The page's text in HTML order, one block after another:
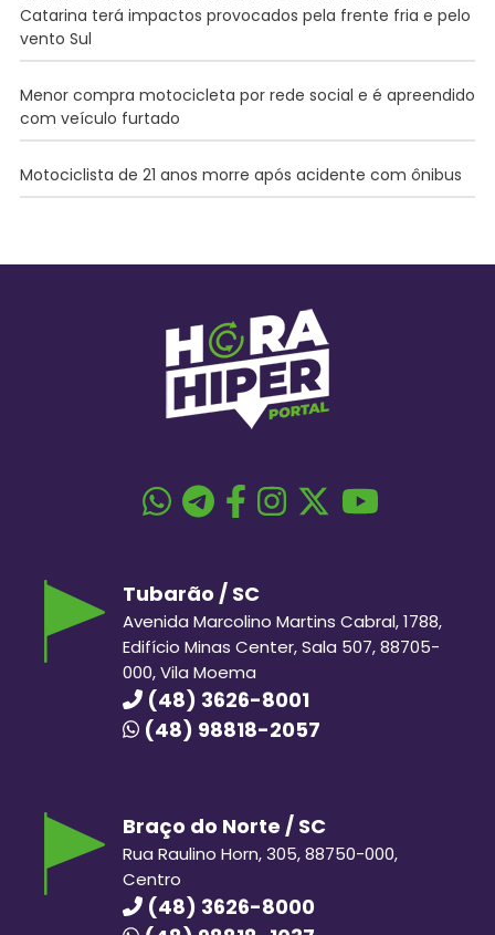
Catarina terá impactos provocados pela frente fria e pelo
vento Sul
Menor compra motocicleta por rede social e é apreendido
com veículo furtado
Motociclista de 21 anos morre após acidente com ônibus
Tubarão / SC
Avenida Marcolino Martins Cabral, 1788,
Edifício Minas Center, Sala 507, 88705-
000, Vila Moema
(48) 3626-8001
(48) 98818-2057
Braço do Norte / SC
Rua Raulino Horn, 305, 88750-000,
Centro
(48) 3626-8000